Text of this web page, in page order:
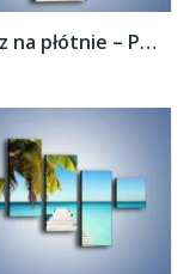
Obraz na płótnie – Pomost wprost do raju –...